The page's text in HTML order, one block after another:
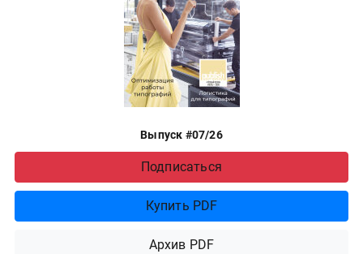
Выпуск #07/26
Подписаться
Купить PDF
Архив PDF